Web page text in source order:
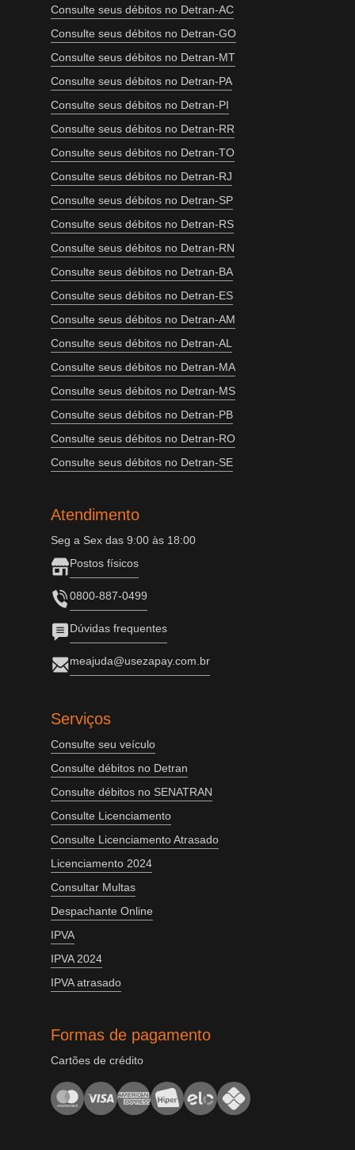
Consulte seus débitos no Detran-AC
Consulte seus débitos no Detran-GO
Consulte seus débitos no Detran-MT
Consulte seus débitos no Detran-PA
Consulte seus débitos no Detran-PI
Consulte seus débitos no Detran-RR
Consulte seus débitos no Detran-TO
Consulte seus débitos no Detran-RJ
Consulte seus débitos no Detran-SP
Consulte seus débitos no Detran-RS
Consulte seus débitos no Detran-RN
Consulte seus débitos no Detran-BA
Consulte seus débitos no Detran-ES
Consulte seus débitos no Detran-AM
Consulte seus débitos no Detran-AL
Consulte seus débitos no Detran-MA
Consulte seus débitos no Detran-MS
Consulte seus débitos no Detran-PB
Consulte seus débitos no Detran-RO
Consulte seus débitos no Detran-SE
Atendimento
Seg a Sex das 9:00 às 18:00
Postos físicos
0800-887-0499
Dúvidas frequentes
meajuda@usezapay.com.br
Serviços
Consulte seu veículo
Consulte débitos no Detran
Consulte débitos no SENATRAN
Consulte Licenciamento
Consulte Licenciamento Atrasado
Licenciamento 2024
Consultar Multas
Despachante Online
IPVA
IPVA 2024
IPVA atrasado
Formas de pagamento
Cartões de crédito